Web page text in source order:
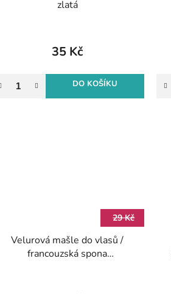
zlatá
35 Kč
DO KOŠÍKU
29 Kč
Velurová mašle do vlasů /
francouzská spona